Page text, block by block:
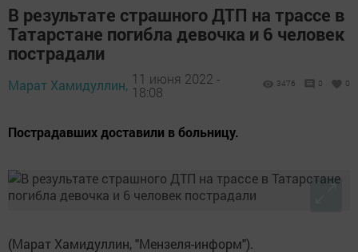
В результате страшного ДТП на трассе в
Татарстане погибла девочка и 6 человек
пострадали
Марат Хамидуллин, 11 июня 2022 -
18:08
3476 0 0
Пострадавших доставили в больницу.
(Марат Хамидуллин, "Мензеля-информ").